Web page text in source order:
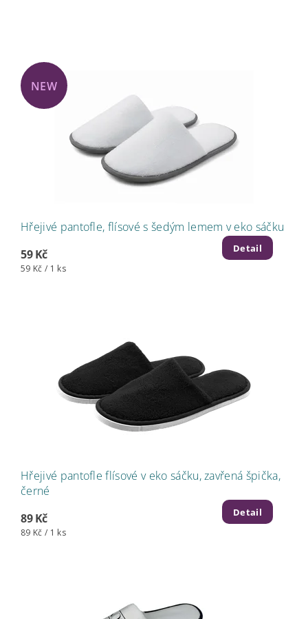
NEW
Hřejivé pantofle, flísové s šedým lemem v eko sáčku
59 Kč
59 Kč / 1 ks
Detail
Hřejivé pantofle flísové v eko sáčku, zavřená špička,
černé
89 Kč
89 Kč / 1 ks
Detail